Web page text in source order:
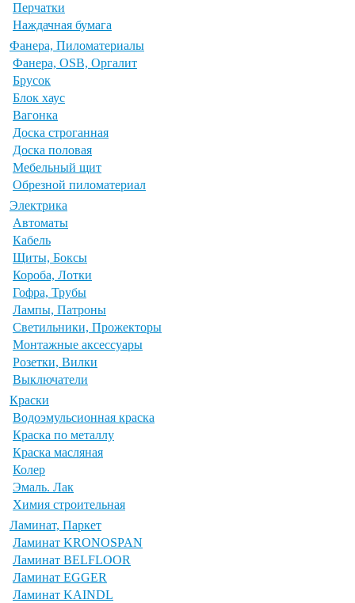
Перчатки
Наждачная бумага
Фанера, Пиломатериалы
Фанера, OSB, Оргалит
Брусок
Блок хаус
Вагонка
Доска строганная
Доска половая
Мебельный щит
Обрезной пиломатериал
Электрика
Автоматы
Кабель
Щиты, Боксы
Короба, Лотки
Гофра, Трубы
Лампы, Патроны
Светильники, Прожекторы
Монтажные аксессуары
Розетки, Вилки
Выключатели
Краски
Водоэмульсионная краска
Краска по металлу
Краска масляная
Колер
Эмаль. Лак
Химия строительная
Ламинат, Паркет
Ламинат KRONOSPAN
Ламинат BELFLOOR
Ламинат EGGER
Ламинат KAINDL